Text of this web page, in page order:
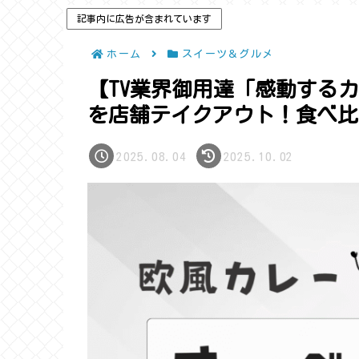
記事内に広告が含まれています
ホーム スイーツ＆グルメ
【TV業界御用達「感動する
を店舗テイクアウト！食べ
2025.08.04 2025.10.02